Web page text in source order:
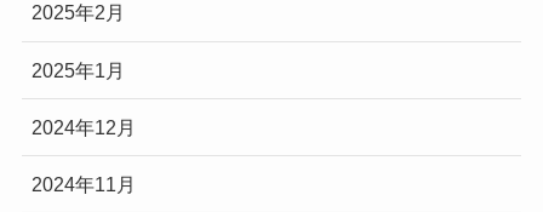
2025年2月
2025年1月
2024年12月
2024年11月